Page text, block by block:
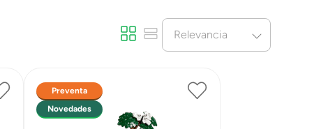
Relevancia
Preventa
Novedades